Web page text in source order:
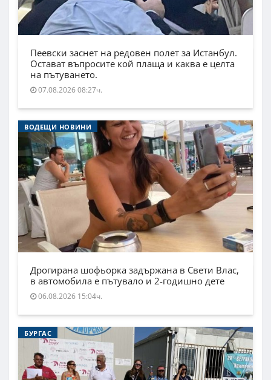
Пеевски заснет на редовен полет за Истанбул.
Остават въпросите кой плаща и каква е целта
на пътуването.
07.08.2026 08:27ч.
ВОДЕЩИ НОВИНИ
Дрогирана шофьорка задържана в Свети Влас,
в автомобила е пътувало и 2-годишно дете
06.08.2026 15:04ч.
БУРГАС